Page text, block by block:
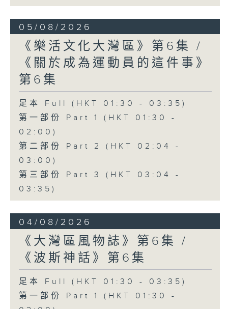
05/08/2026
《樂活文化大灣區》第6集 /
《關於成為運動員的這件事》
第6集
足本 Full (HKT 01:30 - 03:35)
第一部份 Part 1 (HKT 01:30 -
02:00)
第二部份 Part 2 (HKT 02:04 -
03:00)
第三部份 Part 3 (HKT 03:04 -
03:35)
04/08/2026
《大灣區風物誌》第6集 /
《波斯神話》第6集
足本 Full (HKT 01:30 - 03:35)
第一部份 Part 1 (HKT 01:30 -